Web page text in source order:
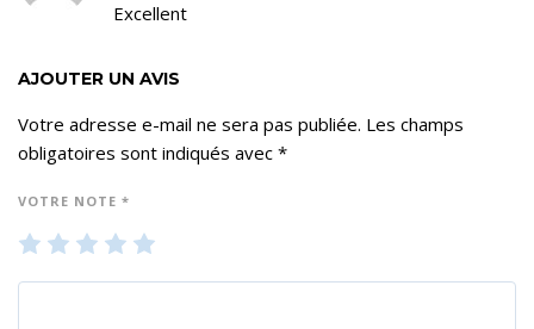
Excellent
AJOUTER UN AVIS
Votre adresse e-mail ne sera pas publiée. Les champs
obligatoires sont indiqués avec *
VOTRE NOTE *
1
ét
2
ét
3
ét
4
ét ét